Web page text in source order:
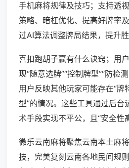
手机麻将规律及技巧；支持透
策略、暗杠优化、提高好牌率
过AI算法调整牌局结果，提升胜
喜扣跑胡子赢有什么诀窍；用
现“随意选牌”“控制牌型”“防检
用户反映其他玩家可能存在“牌
型”的情况。这些工具通过后台
术手段实现不平公，且“安全性
微乐云南麻将聚焦云南本土麻
技，完美复刻云南各地民间规